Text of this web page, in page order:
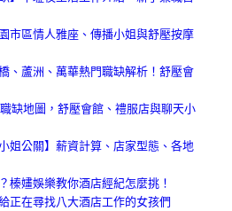
市區情人雅座、傳播小姐與舒壓按摩
、蘆洲、萬華熱門職缺解析！舒壓會
缺地圖，舒壓會館、禮服店與聊天小
姐公關】薪資計算、店家型態、各地
榛嫿娛樂教你酒店經紀怎麼挑！
正在尋找八大酒店工作的女孩們